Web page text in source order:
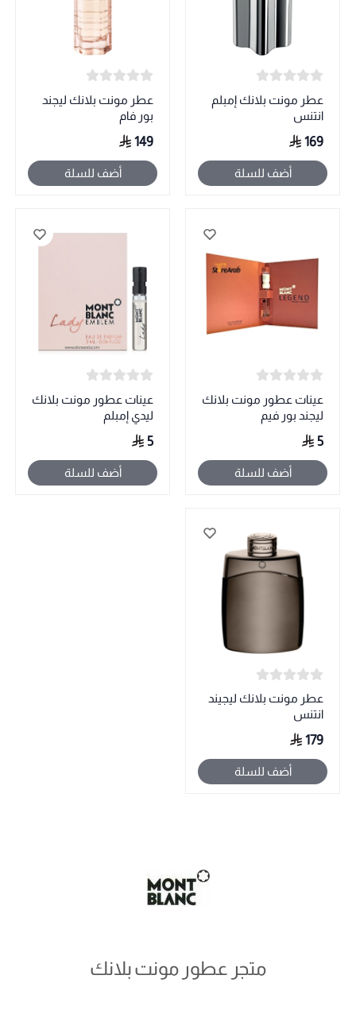
عطر مونت بلانك إمبلم
انتنس
169
أضف للسلة
عطر مونت بلانك ليجند
بور فام
149
أضف للسلة
عينات عطور مونت بلانك
ليجند بور فيم
5
أضف للسلة
عينات عطور مونت بلانك
ليدي إمبلم
5
أضف للسلة
عطر مونت بلانك ليجيند
انتنس
179
أضف للسلة
متجر عطور مونت بلانك